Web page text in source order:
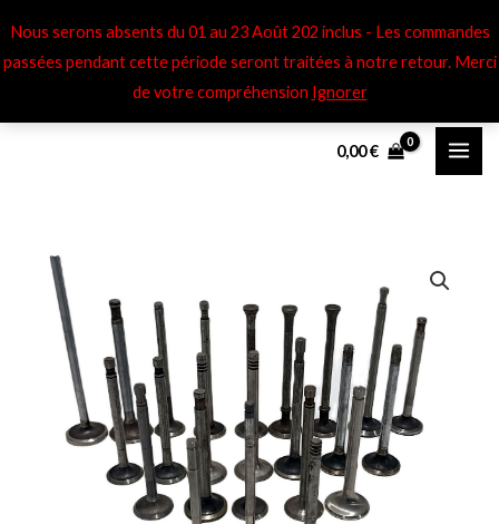
Nous serons absents du 01 au 23 Août 202 inclus - Les commandes
passées pendant cette période seront traitées à notre retour​. Merci
de votre compréhension Ignorer
au
contenu
0,00€
quantité
Soupapes
Peugeot